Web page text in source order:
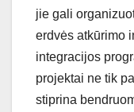
jie gali
erdvės atkūrimo
integracijos
projektai ne tik
stiprina